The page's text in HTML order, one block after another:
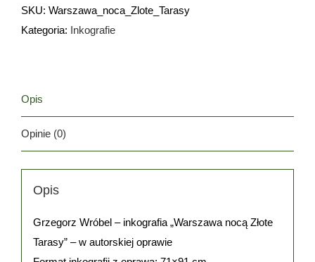
SKU: Warszawa_noca_Zlote_Tarasy
Kategoria: Inkografie
Opis
Opinie (0)
Opis
Grzegorz Wróbel – inkografia „Warszawa nocą Złote
Tarasy” – w autorskiej oprawie